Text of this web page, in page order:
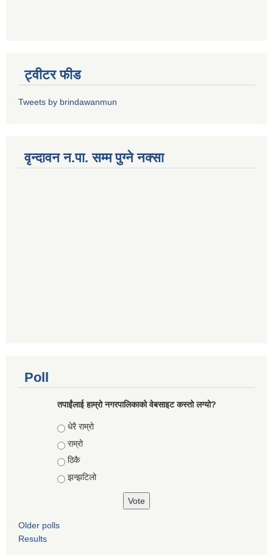
ट्वीटर फीड
Tweets by brindawanmun
वृन्दावन न.पा. सम्म पुग्ने नक्सा
Poll
तपाईंलाई हाम्रो नगरपालिकाको वेबसाइट कस्तो लग्यो?
Choices
धेरै राम्रो
राम्रो
ठिकै
झन्झटिलो
Older polls
Results